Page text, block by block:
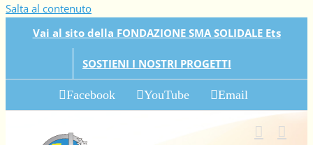
Salta al contenuto
Vai al sito della FONDAZIONE SMA SOLIDALE Ets
SOSTIENI I NOSTRI PROGETTI
Facebook YouTube Email